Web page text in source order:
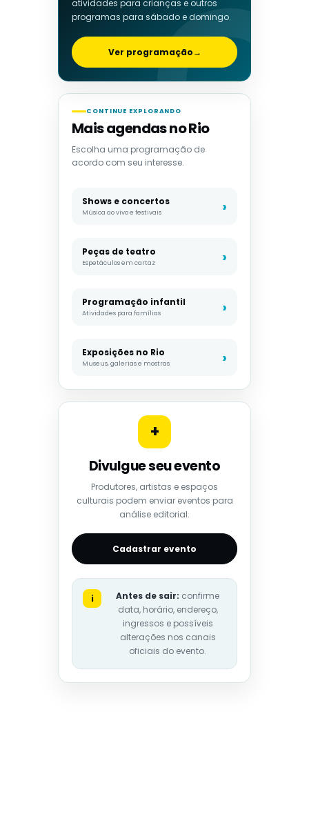
atividades para crianças e outros
programas para sábado e domingo.
Ver programação→
CONTINUE EXPLORANDO
Mais agendas no Rio
Escolha uma programação de
acordo com seu interesse.
Shows e concertos
Música ao vivo e festivais
Peças de teatro
Espetáculos em cartaz
Programação infantil
Atividades para famílias
Exposições no Rio
Museus, galerias e mostras
+
Divulgue seu evento
Produtores, artistas e espaços
culturais podem enviar eventos para
análise editorial.
Cadastrar evento
i Antes de sair: confirme
data, horário, endereço,
ingressos e possíveis
alterações nos canais
oficiais do evento.